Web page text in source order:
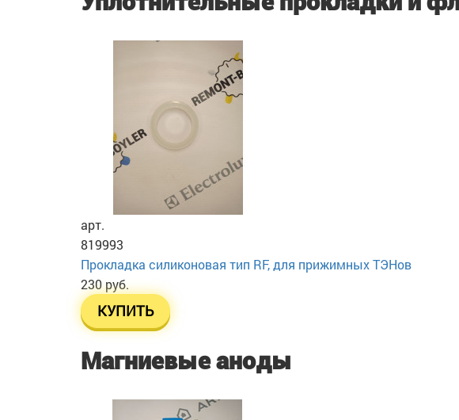
арт.
819993
Прокладка силиконовая тип RF, для прижимных ТЭНов
230 руб.
КУПИТЬ
Магниевые аноды